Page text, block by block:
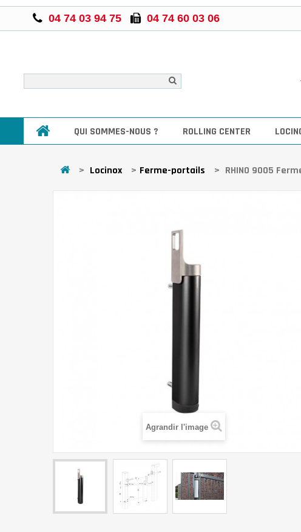
04 74 03 94 75 04 74 60 03 06
QUI SOMMES-NOUS ? ROLLING CENTER
> Locinox > Ferme-portails > RHINO 9005
Agrandir l'image